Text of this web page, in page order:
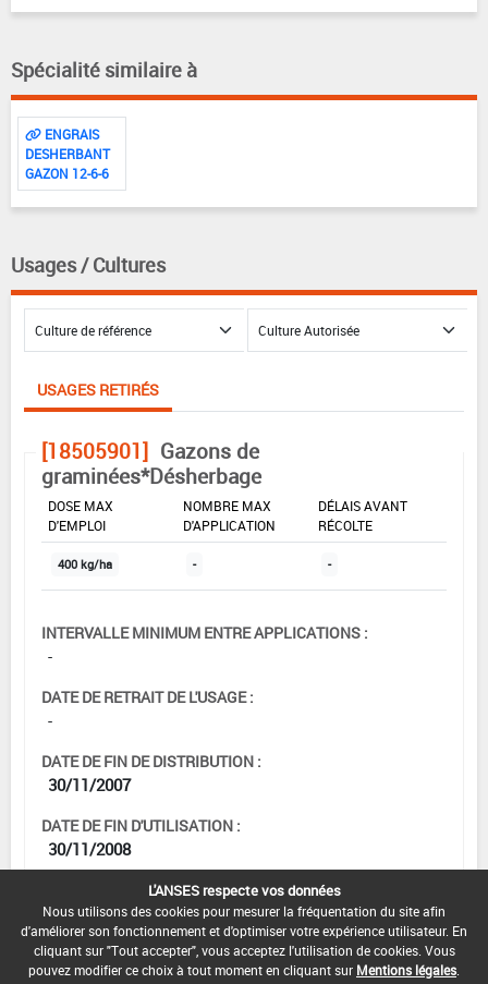
Spécialité similaire à
ENGRAIS
DESHERBANT
GAZON 12-6-6
Usages / Cultures
USAGES RETIRÉS
[18505901] Gazons de
graminées*Désherbage
DOSE MAX
D'EMPLOI
NOMBRE MAX
D'APPLICATION
DÉLAIS AVANT
RÉCOLTE
400 kg/ha - -
INTERVALLE MINIMUM ENTRE APPLICATIONS :
-
DATE DE RETRAIT DE L'USAGE :
-
DATE DE FIN DE DISTRIBUTION :
30/11/2007
DATE DE FIN D'UTILISATION :
30/11/2008
L'ANSES respecte vos données
Nous utilisons des cookies pour mesurer la fréquentation du site afin
d'améliorer son fonctionnement et d'optimiser votre expérience utilisateur. En
cliquant sur "Tout accepter", vous acceptez l'utilisation de cookies. Vous
pouvez modifier ce choix à tout moment en cliquant sur Mentions légales